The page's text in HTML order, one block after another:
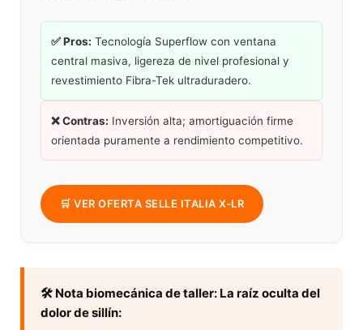
✅ Pros: Tecnología Superflow con ventana
central masiva, ligereza de nivel profesional y
revestimiento Fibra-Tek ultraduradero.
❌ Contras: Inversión alta; amortiguación firme
orientada puramente a rendimiento competitivo.
🛒 VER OFERTA SELLE ITALIA X-LR
🛠️ Nota biomecánica de taller: La raíz oculta del
dolor de sillín: